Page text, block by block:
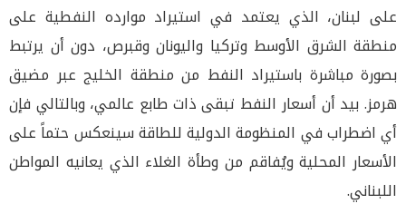
على لبنان، الذي يعتمد في استيراد موارده النفطية على
منطقة الشرق الأوسط وتركيا واليونان وقبرص، دون أن يرتبط
بصورة مباشرة باستيراد النفط من منطقة الخليج عبر مضيق
هرمز. بيد أن أسعار النفط تبقى ذات طابع عالمي، وبالتالي فإن
أي اضطراب في المنظومة الدولية للطاقة سينعكس حتماً على
الأسعار المحلية ويُفاقم من وطأة الغلاء الذي يعانيه المواطن
اللبناني.